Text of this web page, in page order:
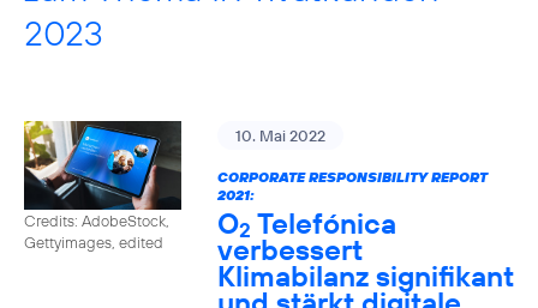
2023
Credits: AdobeStock,
Gettyimages, edited
10. Mai 2022
CORPORATE RESPONSIBILITY REPORT
2021:
O2 Telefónica
verbessert
Klimabilanz signifikant